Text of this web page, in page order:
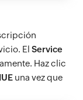
El Service
Haz clic
una vez que